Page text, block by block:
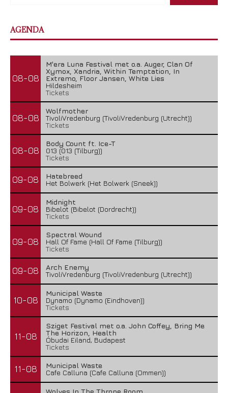
AGENDA
08-08
M'era Luna Festival met o.a. Auger, Clan Of
Xymox, Xandria, Within Temptation, In
Extremo, Floor Jansen, White Lies
Hildesheim
Tickets
08-08
Wolfmother
TivoliVredenburg (TivoliVredenburg (Utrecht))
Tickets
08-08
Body Count ft. Ice-T
013 (013 (Tilburg))
Tickets
09-08
Hatebreed
Het Bolwerk (Het Bolwerk (Sneek))
09-08
Midnight
Bibelot (Bibelot (Dordrecht))
Tickets
09-08
Spectral Wound
Hall Of Fame (Hall Of Fame (Tilburg))
Tickets
09-08
Arch Enemy
TivoliVredenburg (TivoliVredenburg (Utrecht))
10-08
Municipal Waste
Dynamo (Dynamo (Eindhoven))
Tickets
11-08
Sziget Festival met o.a. John Coffey, Bring Me
The Horizon, Health
Óbudai Eiland, Budapest
Tickets
11-08
Municipal Waste
Cafe Calluna (Cafe Calluna (Ommen))
Wolves In The Throne Room